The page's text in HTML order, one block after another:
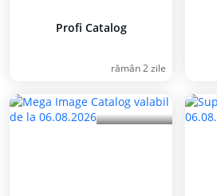
Profi Catalog
rămân 2 zile